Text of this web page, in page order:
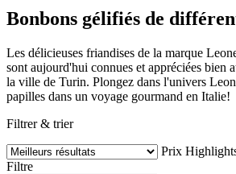
Bonbons gélifiés de
Les délicieuses friandises de la marque
sont aujourd'hui connues et appréciées bien
la ville de Turin. Plongez dans l'univers
papilles dans un voyage gourmand en Italie!
Filtrer & trier
Prix
Filtre